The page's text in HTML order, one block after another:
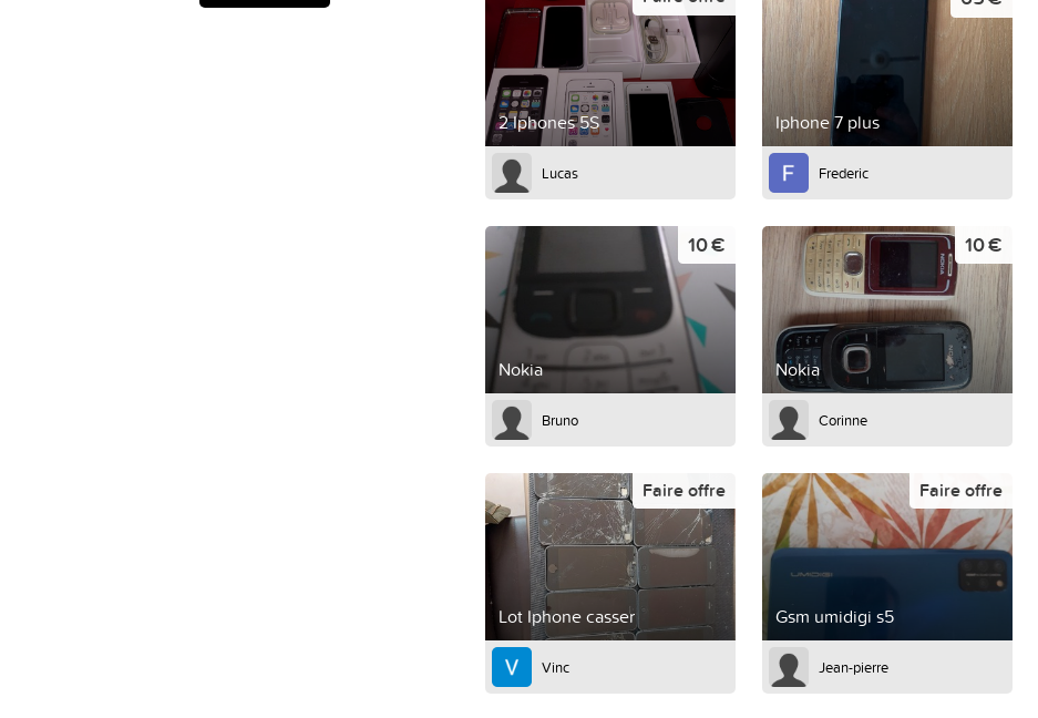
2 Iphones 5S
Lucas
Iphone 7 plus
Frederic
Nokia
10 €
Bruno
Nokia
10 €
Corinne
Lot Iphone casser
Faire offre
Vinc
Gsm umidigi s5
Faire offre
Jean-pierre